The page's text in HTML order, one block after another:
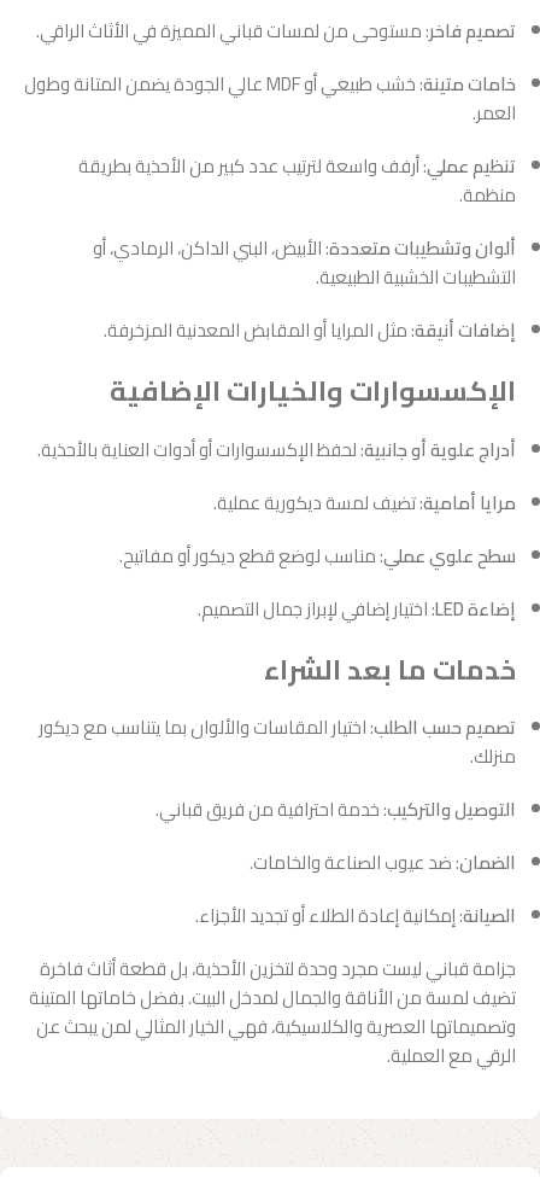
تصميم فاخر: مستوحى من لمسات قباني المميزة في الأثاث الراقي.
خامات متينة
: خشب طبيعي أو MDF عالي الجودة يضمن المتانة وطول
العمر.
تنظيم عملي: أرفف واسعة لترتيب عدد كبير من الأحذية بطريقة
منظمة.
ألوان وتشطيبات متعددة: الأبيض، البني الداكن، الرمادي، أو
التشطيبات الخشبية الطبيعية.
إضافات أنيقة: مثل المرايا أو المقابض المعدنية المزخرفة.
الإكسسوارات والخيارات الإضافية
أدراج علوية أو جانبية: لحفظ الإكسسوارات أو أدوات العناية بالأحذية.
مرايا أمامية: تضيف لمسة ديكورية عملية.
سطح علوي عملي: مناسب لوضع قطع ديكور أو مفاتيح.
إضاءة LED
: اختيار إضافي لإبراز جمال التصميم.
خدمات ما بعد الشراء
تصميم حسب الطلب: اختيار المقاسات والألوان بما يتناسب مع ديكور
منزلك.
التوصيل والتركيب: خدمة احترافية من فريق قباني.
الضمان: ضد عيوب الصناعة والخامات.
الصيانة: إمكانية إعادة الطلاء أو تجديد الأجزاء.
جزامة قباني ليست مجرد وحدة لتخزين الأحذية، بل قطعة أثاث فاخرة
تضيف لمسة من الأناقة والجمال لمدخل البيت. بفضل خاماتها المتينة
وتصميماتها العصرية والكلاسيكية، فهي الخيار المثالي لمن يبحث عن
الرقي مع العملية.